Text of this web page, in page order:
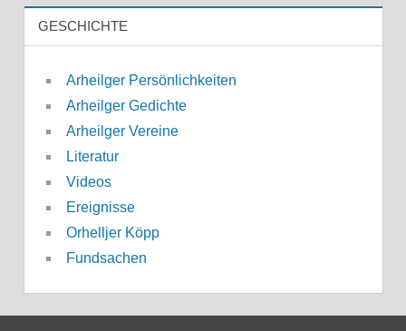
GESCHICHTE
Arheilger Persönlichkeiten
Arheilger Gedichte
Arheilger Vereine
Literatur
Videos
Ereignisse
Orhelljer Köpp
Fundsachen